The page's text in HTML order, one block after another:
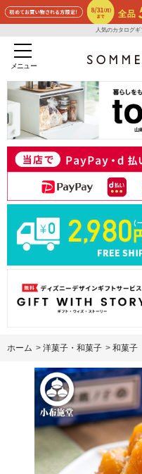
人気のカタログギ
メニュー
ホーム > 洋菓子・和菓子 > 和菓子